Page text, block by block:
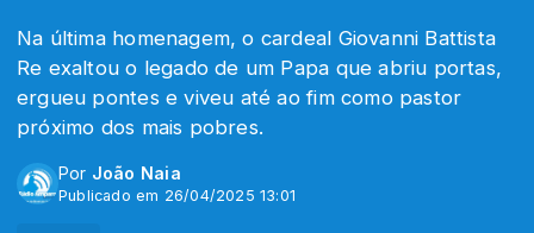
Na última homenagem, o cardeal Giovanni Battista
Re exaltou o legado de um Papa que abriu portas,
ergueu pontes e viveu até ao fim como pastor
próximo dos mais pobres.
Por João Naia
Publicado em 26/04/2025 13:01